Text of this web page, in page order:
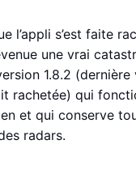
l’appli s’est faite
une vrai
1.8.2 (dernière
rachetée) qui
et qui conserve
radars.